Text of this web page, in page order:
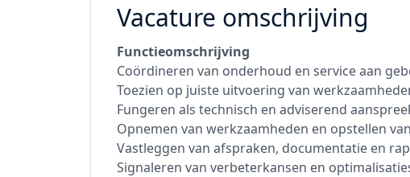
Vacature omschrijving
Functieomschrijving
Coördineren van onderhoud en service aan
Toezien op juiste uitvoering van
Fungeren als technisch en adviserend
Opnemen van werkzaamheden en opstellen
Vastleggen van afspraken, documentatie en
Signaleren van verbeterkansen en